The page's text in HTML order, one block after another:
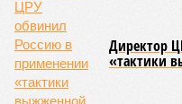
улице, картина, можно
Сюжет:
ЖК «Светлый мир
банкрот Seven Suns